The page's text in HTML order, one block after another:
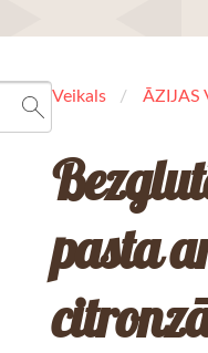
Veikals ĀZIJAS
pasta